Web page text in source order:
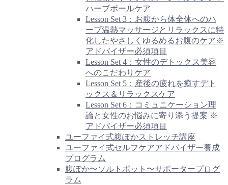
ハーブボールケア
Lesson Set 3：お腹から体全体へのハ
ーブ温熱マッサージとリラックスに特
化したやさしくゆるめるお腹のケア※
アドバイザー必須項目
Lesson Set 4：女性のデトックス美容
へのこだわりケア
Lesson Set 5：産後の疲れを癒すデト
ックス＆リラックスケア
Lesson Set 6：コミュニケーション理
論と女性のお悩みに寄り添う提案 ※
アドバイザー必須項目
ユーファイ式腹ぽかストレッチ講座
ユーファイ式セルフケアアドバイザー養成
プログラム
腹ぽか〜ソルトポット〜サポータープログ
ラム